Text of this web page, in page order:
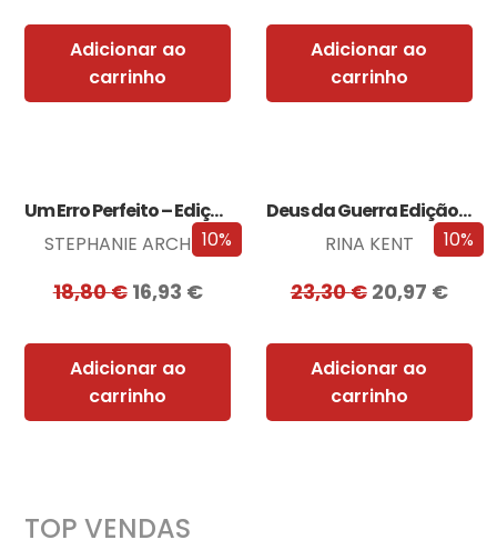
Adicionar ao
carrinho
Adicionar ao
carrinho
10%
Um Erro Perfeito – Edição com EDGES
STEPHANIE ARCHER
18,80€ 16,93 €
Adicionar ao
carrinho
10%
Deus da Guerra Edição com EDGES
RINA KENT
23,30€ 20,97 €
Adicionar ao
carrinho
TOP VENDAS